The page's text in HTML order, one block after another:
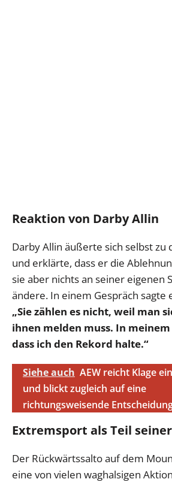
Reaktion von Darby Allin
Darby Allin äußerte sich selbst zu
und erklärte, dass er die
sie aber nichts an seiner eigenen
ändere. In einem Gespräch sagte
„Sie zählen es nicht, weil man
ihnen melden muss. In
dass ich den Rekord halte.“
Siehe auch AEW reicht Klage ein
und blickt zugleich auf eine
richtungsweisende
Extremsport als Teil
Der Rückwärtssalto auf dem
eine von vielen waghalsigen